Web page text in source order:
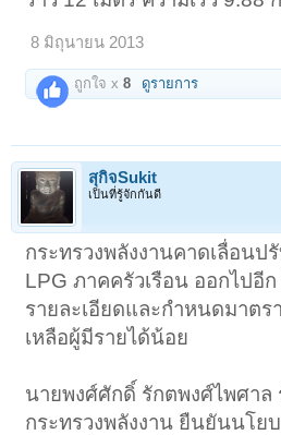
8 มิถุนายน 2013
ถูกใจ x8 ดูรายการ
สุกิจSukit
เป็นที่รู้จักกันดี
กระทรวงพลังงานคาดเลื่อนป
LPG ภาคครัวเรือน ออกไปอี
รายละเอียดและกำหนดมาตร
เหลือผู้มีรายได้น้อย
นายพงศ์ศักดิ์ รักตพงศ์ไพศาล
กระทรวงพลังงาน ยืนยันนโย